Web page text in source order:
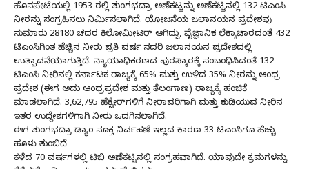
ಹೊಸಪೇಟೆಯಲ್ಲಿ 1953 ರಲ್ಲಿ ತುಂಗಭದ್ರಾ ಅಣೆಕಟ್ಟನ್ನು ಅಣೆಕಟ್ಟಿನಲ್ಲಿ 132 ಟಿಎಂಸಿ
ನೀರನ್ನು ಸಂಗ್ರಹಿಸಲು ನಿರ್ಮಿಸಲಾಗಿದೆ. ಯೋಜನೆಯ ಜಲಾನಯನ ಪ್ರದೇಶವು
ಸುಮಾರು 28180 ಚದರ ಕಿಲೋಮೀಟರ್ ಆಗಿದ್ದು, ವೈಜ್ಞಾನಿಕ ಲೆಕ್ಕಾಚಾರದಂತೆ 432
ಟಿಎಂಸಿಗಿಂತ ಹೆಚ್ಚಿನ ನೀರು ಪ್ರತಿ ವರ್ಷ ಸದರಿ ಜಲಾನಯನ ಪ್ರದೇಶದಲ್ಲಿ
ಉತ್ಪಾದನೆಯಾಗುತ್ತಿದೆ. ನ್ಯಾಯಾಧಿಕರಣದ ಪುರಸ್ಕಾರಕ್ಕೆ ಸಂಬಂಧಿಸಿದಂತೆ 132
ಟಿಎಂಸಿ ನೀರಿನಲ್ಲಿ ಕರ್ನಾಟಕ ರಾಜ್ಯಕ್ಕೆ 65% ಮತ್ತು ಉಳಿದ 35% ನೀರನ್ನು ಆಂಧ್ರ
ಪ್ರದೇಶ (ಈಗ ಅದು ಆಂಧ್ರಪ್ರದೇಶ ಮತ್ತು ತೆಲಂಗಾಣ) ರಾಜ್ಯಕ್ಕೆ ಹಂಚಿಕೆ
ಮಾಡಲಾಗಿದೆ. 3,62,795 ಹೆಕ್ಟೇರ್‌ಗಳಿಗೆ ನೀರಾವರಿಗಾಗಿ ಮತ್ತು ಕುಡಿಯುವ ನೀರಿನ
ಇತರ ಉದ್ದೇಶಗಳಿಗಾಗಿ ನೀರು ಒದಗಿಸಲಾಗಿದೆ.
ಈಗ ತುಂಗಭದ್ರಾ ಡ್ಯಾಂ ಸೂಕ್ತ ನಿರ್ವಹಣೆ ಇಲ್ಲದ ಕಾರಣ 33 ಟಿಎಂಸಿಗೂ ಹೆಚ್ಚು
ಹೂಳು ತುಂಬಿದೆ
ಕಳೆದ 70 ವರ್ಷಗಳಲ್ಲಿ ಟಿಬಿ ಅಣೆಕಟ್ಟಿನಲ್ಲಿ ಸಂಗ್ರಹವಾಗಿದೆ. ಯಾವುದೇ ಕ್ರಮಗಳನ್ನು